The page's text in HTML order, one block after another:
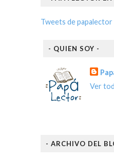
Tweets de papalector
- QUIEN SOY -
Ver
- ARCHIVO DEL